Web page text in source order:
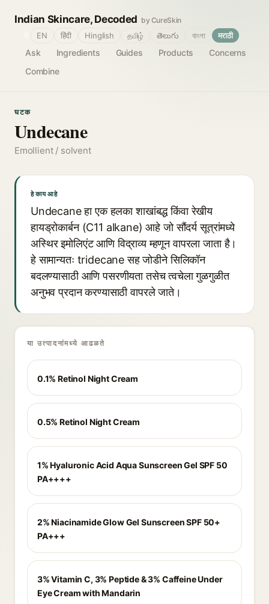
Indian Skincare, Decoded by CureSkin
Ask Ingredients Guides Products
Concerns
Combine
EN हिंदी Hinglish தமிழ் తెలుగు বাংলা मराठी
घटक
Undecane
Emollient / solvent
हे काय आहे
Undecane हा एक हलका शाखांबद्ध किंवा रेखीय
हायड्रोकार्बन (C11 alkane) आहे जो सौंदर्य सूत्रांमध्ये
अस्थिर इमोलिएंट आणि विद्राव्य म्हणून वापरला जाता है।
हे सामान्यतः tridecane सह जोडीने सिलिकॉन
बदलण्यासाठी आणि पसरणीयता तसेच त्वचेला गुळगुळीत
अनुभव प्रदान करण्यासाठी वापरले जाते।
या उत्पादनांमध्ये आढळते
0.1% Retinol Night Cream
0.5% Retinol Night Cream
1% Hyaluronic Acid Aqua Sunscreen Gel SPF 50
PA++++
2% Niacinamide Glow Gel Sunscreen SPF 50+
PA+++
3% Vitamin C, 3% Peptide & 3% Caffeine Under
Eye Cream with Mandarin